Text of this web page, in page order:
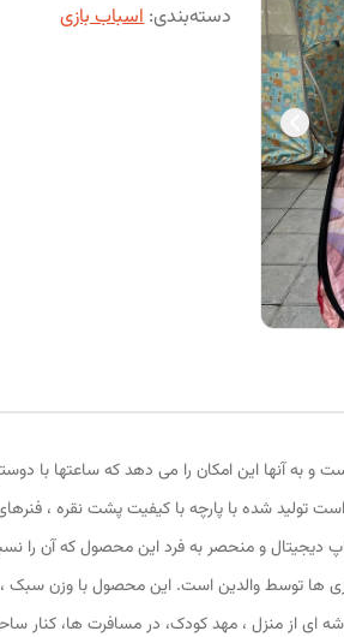
دسته‌بندی:اسباب بازی
و به آنها این امکان را می دهد که ساعتها با
تولید شده با پارچه با کیفیت پشت نقره ،
دیجیتال و منحصر به فرد این محصول که آن را
و طول و عرض 95 در 95 سانتی متر در گوشه ای از منزل ، مهد